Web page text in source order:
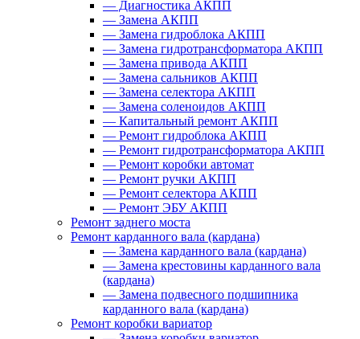
— Диагностика АКПП
— Замена АКПП
— Замена гидроблока АКПП
— Замена гидротрансформатора АКПП
— Замена привода АКПП
— Замена сальников АКПП
— Замена селектора АКПП
— Замена соленоидов АКПП
— Капитальный ремонт АКПП
— Ремонт гидроблока АКПП
— Ремонт гидротрансформатора АКПП
— Ремонт коробки автомат
— Ремонт ручки АКПП
— Ремонт селектора АКПП
— Ремонт ЭБУ АКПП
Ремонт заднего моста
Ремонт карданного вала (кардана)
— Замена карданного вала (кардана)
— Замена крестовины карданного вала
(кардана)
— Замена подвесного подшипника
карданного вала (кардана)
Ремонт коробки вариатор